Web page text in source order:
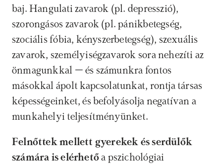
baj. Hangulati zavarok (pl. depresszió),
szorongásos zavarok (pl. pánikbetegség,
szociális fóbia, kényszerbetegség), szexuális
zavarok, személyiségzavarok sora nehezíti az
önmagunkkal – és számunkra fontos
másokkal ápolt kapcsolatunkat, rontja társas
képességeinket, és befolyásolja negatívan a
munkahelyi teljesítményünket.
Felnőttek mellett gyerekek és serdülők
számára is elérhető a pszichológiai